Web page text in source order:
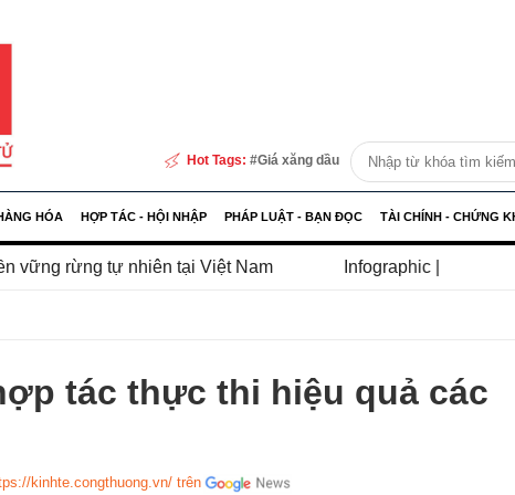
Hot Tags: Giá xăng dầu
HÓA HỢP TÁC - HỘI NHẬP PHÁP LUẬT - BẠN ĐỌC TÀI CHÍNH - CHỨNG
tại Việt Nam Infographic | Những điểm mới về quản
tác thực thi hiệu quả các
kinhte.congthuong.vn/ trên